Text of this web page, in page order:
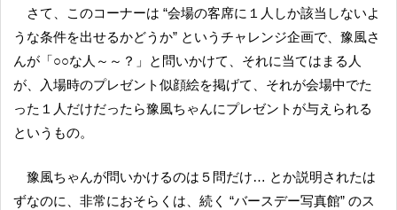
さて、このコーナーは “会場の客席に１人しか該当しないよ
うな条件を出せるかどうか” というチャレンジ企画で、豫風さ
んが「○○な人～～？」と問いかけて、それに当てはまる人
が、入場時のプレゼント似顔絵を掲げて、それが会場中でた
った１人だけだったら豫風ちゃんにプレゼントが与えられる
というもの。
豫風ちゃんが問いかけるのは５問だけ… とか説明されたは
ずなのに、非常におそらくは、続く “バースデー写真館” のス